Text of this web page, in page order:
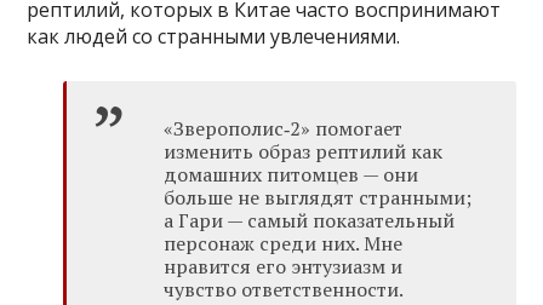
рептилий, которых в Китае часто воспринимают
как людей со странными увлечениями.
«Зверополис‑2» помогает
изменить образ рептилий как
домашних питомцев — они
больше не выглядят странными;
а Гари — самый показательный
персонаж среди них. Мне
нравится его энтузиазм и
чувство ответственности.